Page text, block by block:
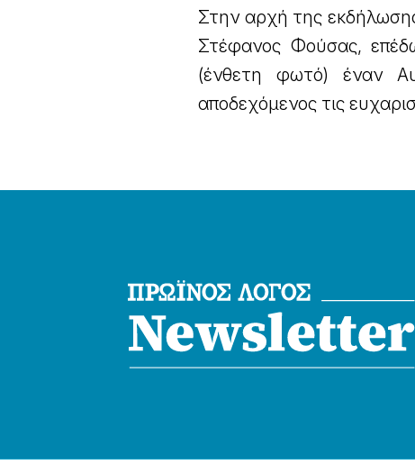
Στην αρχή της
Στέφανος Φούσας,
(ένθετη φωτό) έναν
αποδεχόμενος τις